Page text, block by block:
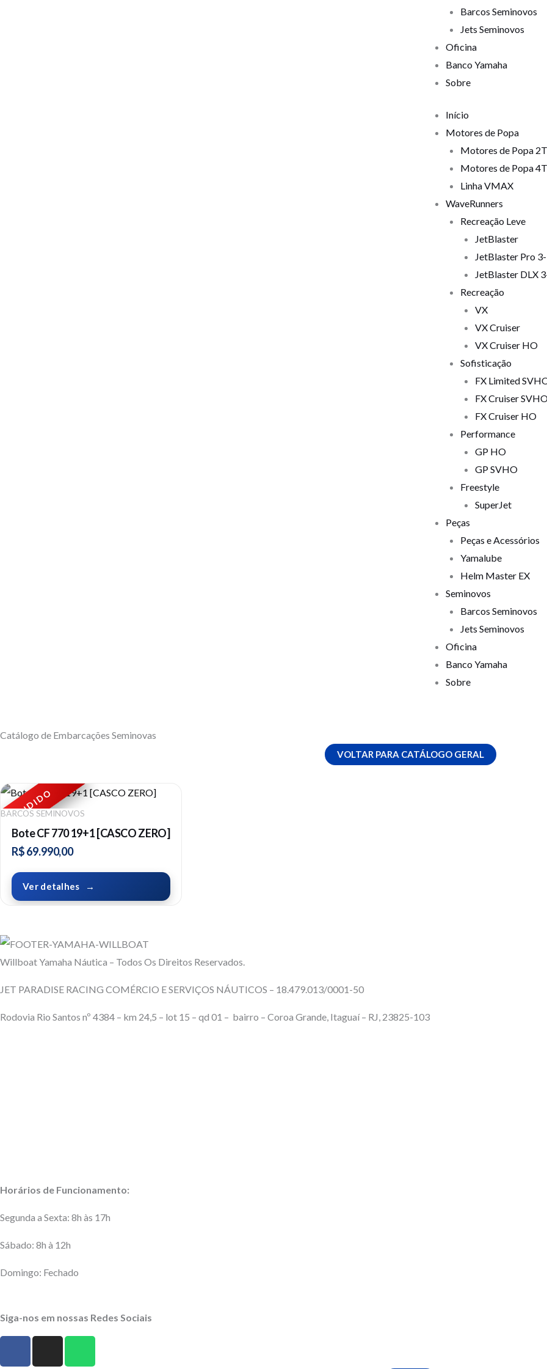
Barcos Seminovos
Jets Seminovos
Oficina
Banco Yamaha
Sobre
Início
Motores de Popa
Motores de Popa 2T
Motores de Popa 4T
Linha VMAX
WaveRunners
Recreação Leve
JetBlaster
JetBlaster Pro
JetBlaster DLX
Recreação
VX
VX Cruiser
VX Cruiser HO
Sofisticação
FX Limited
FX Cruiser
FX Cruiser HO
Performance
GP HO
GP SVHO
Freestyle
SuperJet
Peças
Peças e Acessórios
Yamalube
Helm Master EX
Seminovos
Barcos Seminovos
Jets Seminovos
Oficina
Banco Yamaha
Sobre
Catálogo de Embarcações Seminovas
VOLTAR PARA CATÁLOGO GERAL
VENDIDO
BARCOS SEMINOVOS
Bote CF 770 19+1 [CASCO ZERO]
R$69.990,00
Ver detalhes
Willboat Yamaha Náutica – Todos Os Direitos Reservados.
JET PARADISE RACING COMÉRCIO E SERVIÇOS NÁUTICOS – 18.479.013/0001-50
Rodovia Rio Santos nº 4384 – km 24,5 – lot 15 – qd 01 – bairro – Coroa Grande, Itaguaí – RJ, 23825-103
Horários de Funcionamento:
Segunda a Sexta: 8h às 17h
Sábado: 8h à 12h
Domingo: Fechado
Siga-nos em nossas Redes Sociais
W